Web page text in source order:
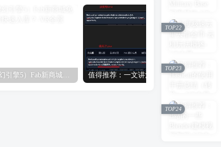
UE5（虚幻引擎5）Fab新商城免费资源如何快速入库？ 值得推荐：一文讲清楚Stable Diffusion中Lora与大模型的区别（转载）
TOP22
TOP23
TOP24